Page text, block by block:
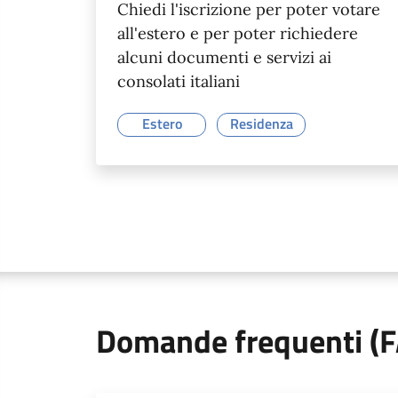
Chiedi l'iscrizione per poter votare
all'estero e per poter richiedere
alcuni documenti e servizi ai
consolati italiani
Estero Residenza
Domande frequenti